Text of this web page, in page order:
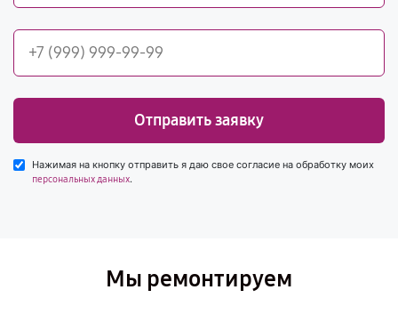
Отправить заявку
Нажимая на кнопку отправить я даю свое согласие на обработку моих
персональных данных.
Мы ремонтируем